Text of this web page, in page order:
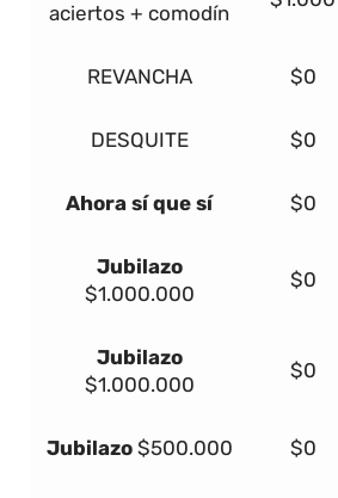
aciertos + comodín
REVANCHA $0
DESQUITE $0
Ahora sí que sí $0
Jubilazo
$1.000.000
$0
Jubilazo
$1.000.000
$0
Jubilazo $500.000 $0